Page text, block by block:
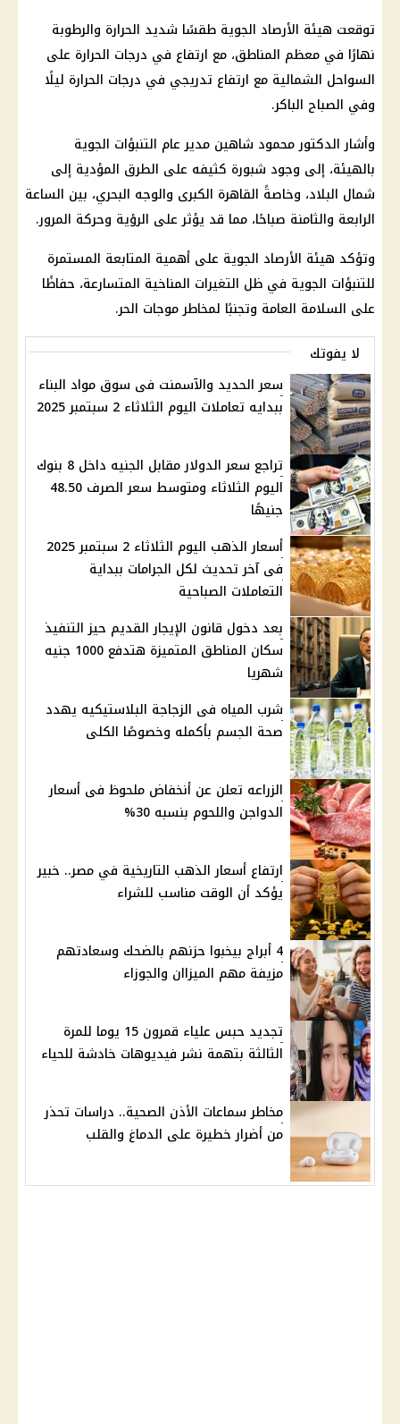
توقعت هيئة الأرصاد الجوية طقسًا شديد الحرارة والرطوبة
نهارًا في معظم المناطق، مع ارتفاع في درجات الحرارة على
السواحل الشمالية مع ارتفاع تدريجي في درجات الحرارة ليلًا
وفي الصباح الباكر.
وأشار الدكتور محمود شاهين مدير عام التنبؤات الجوية
بالهيئة، إلى وجود شبورة كثيفه على الطرق المؤدية إلى
شمال البلاد، وخاصةً القاهرة الكبرى والوجه البحري، بين الساعة
الرابعة والثامنة صباحًا، مما قد يؤثر على الرؤية وحركة المرور.
وتؤكد هيئة الأرصاد الجوية على أهمية المتابعة المستمرة
للتنبؤات الجوية في ظل التغيرات المناخية المتسارعة، حفاظًا
على السلامة العامة وتجنبًا لمخاطر موجات الحر.
لا يفوتك
سعر الحديد والآسمنت فى سوق مواد البناء
ببدايه تعاملات اليوم الثلاثاء 2 سبتمبر 2025
تراجع سعر الدولار مقابل الجنيه داخل 8 بنوك
اليوم الثلاثاء ومتوسط سعر الصرف 48.50
جنيهًا
أسعار الذهب اليوم الثلاثاء 2 سبتمبر 2025
فى آخر تحديث لكل الجرامات ببداية
التعاملات الصباحية
بعد دخول قانون الإيجار القديم حيز التنفيذ
سكان المناطق المتميزة هتدفع 1000 جنيه
شهريا
شرب المياه فى الزجاجة البلاستيكيه يهدد
صحة الجسم بأكمله وخصوصًا الكلى
الزراعه تعلن عن أنخفاض ملحوظ فى أسعار
الدواجن واللحوم بنسبه 30%
ارتفاع أسعار الذهب التاريخية في مصر.. خبير
يؤكد أن الوقت مناسب للشراء
4 أبراج بيخبوا حزنهم بالضحك وسعادتهم
مزيفة مهم الميزاان والجوزاء
تجديد حبس علياء قمرون 15 يوما للمرة
الثالثة بتهمة نشر فيديوهات خادشة للحياء
مخاطر سماعات الأذن الصحية.. دراسات تحذر
من أضرار خطيرة على الدماغ والقلب